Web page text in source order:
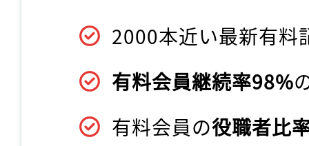
2000本近い最新有料
有料会員継続率98%
有料会員の役職者比